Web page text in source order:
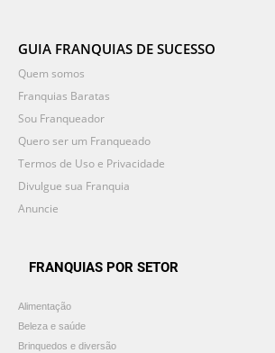
GUIA FRANQUIAS DE SUCESSO
Quem somos
Franquias Baratas
Sou Franqueador
Quero ser um Franqueado
Termos de Uso e Privacidade
Divulgue sua Franquia
Anuncie
FRANQUIAS POR SETOR
Alimentação
Beleza e saúde
Brinquedos e diversão